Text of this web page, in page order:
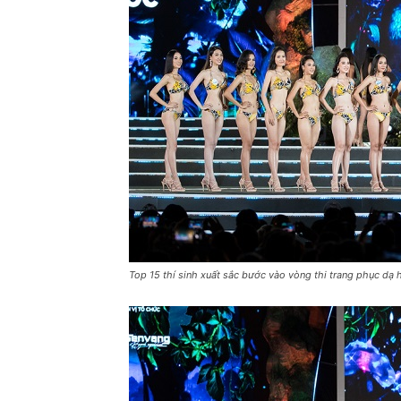
Top 15 thí sinh xuất sắc bước vào vòng thi trang phục dạ